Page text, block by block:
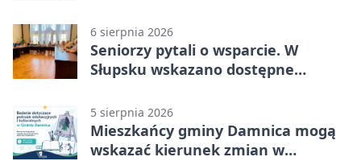
6 sierpnia 2026
Seniorzy pytali o wsparcie. W
Słupsku wskazano dostępne
5 sierpnia 2026
Mieszkańcy gminy Damnica mogą
wskazać kierunek zmian w